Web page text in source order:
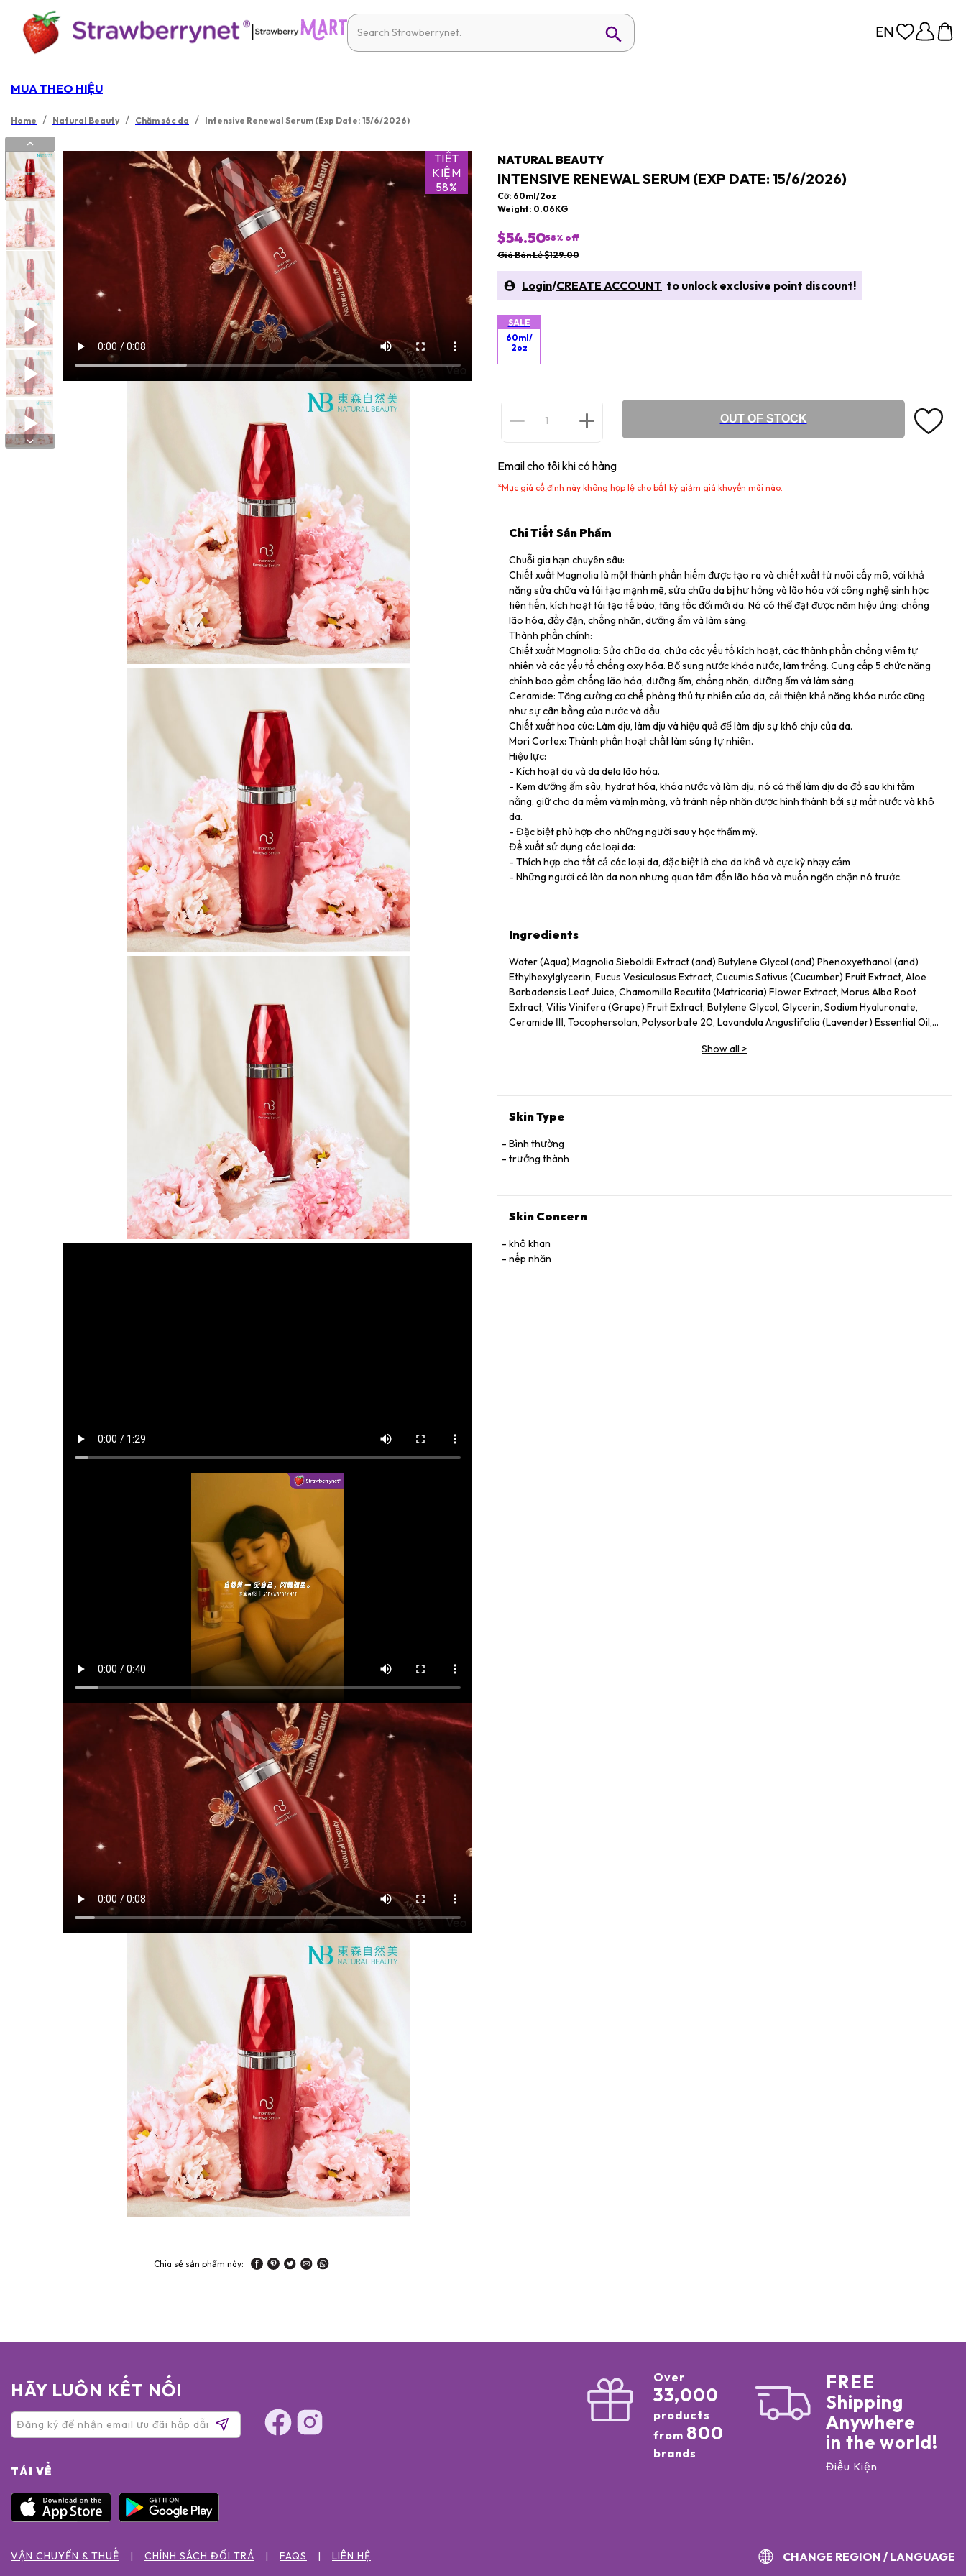
|
MUA THEO HIỆU
Home / Natural Beauty / Chăm sóc da / Intensive Renewal Serum (Exp Date: 15/6/2026)
TIẾT
KIỆM
58%
Chia sẻ sản phẩm này:
NATURAL BEAUTY
INTENSIVE RENEWAL SERUM (EXP DATE: 15/6/2026)
Cỡ: 60ml/2oz
Weight: 0.06KG
$54.5058% off
Giá Bán Lẻ $129.00
Login/CREATE ACCOUNT to unlock exclusive point discount!
SALE
60ml/
2oz
OUT OF STOCK
Email cho tôi khi có hàng
*Mục giá cố định này không hợp lệ cho bất kỳ giảm giá khuyến mãi nào.
Chi Tiết Sản Phẩm
Chuỗi gia hạn chuyên sâu:
Chiết xuất Magnolia là một thành phần hiếm được tạo ra và chiết xuất từ ​​nuôi cấy mô, với khả
năng sửa chữa và tái tạo mạnh mẽ, sửa chữa da bị hư hỏng và lão hóa với công nghệ sinh học
tiên tiến, kích hoạt tái tạo tế bào, tăng tốc đổi mới da. Nó có thể đạt được năm hiệu ứng: chống
lão hóa, đầy đặn, chống nhăn, dưỡng ẩm và làm sáng.
Thành phần chính:
Chiết xuất Magnolia: Sửa chữa da, chứa các yếu tố kích hoạt, các thành phần chống viêm tự
nhiên và các yếu tố chống oxy hóa. Bổ sung nước khóa nước, làm trắng. Cung cấp 5 chức năng
chính bao gồm chống lão hóa, dưỡng ẩm, chống nhăn, dưỡng ẩm và làm sáng.
Ceramide: Tăng cường cơ chế phòng thủ tự nhiên của da, cải thiện khả năng khóa nước cũng
như sự cân bằng của nước và dầu
Chiết xuất hoa cúc: Làm dịu, làm dịu và hiệu quả để làm dịu sự khó chịu của da.
Mori Cortex: Thành phần hoạt chất làm sáng tự nhiên.
Hiệu lực:
- Kích hoạt da và da dela lão hóa.
- Kem dưỡng ẩm sâu, hydrat hóa, khóa nước và làm dịu, nó có thể làm dịu da đỏ sau khi tắm
nắng, giữ cho da mềm và mịn màng, và tránh nếp nhăn được hình thành bởi sự mất nước và khô
da.
- Đặc biệt phù hợp cho những người sau y học thẩm mỹ.
Đề xuất sử dụng các loại da:
- Thích hợp cho tất cả các loại da, đặc biệt là cho da khô và cực kỳ nhạy cảm
- Những người có làn da non nhưng quan tâm đến lão hóa và muốn ngăn chặn nó trước.
Ingredients
Water (Aqua),Magnolia Sieboldii Extract (and) Butylene Glycol (and) Phenoxyethanol (and)
Ethylhexylglycerin, Fucus Vesiculosus Extract, Cucumis Sativus (Cucumber) Fruit Extract, Aloe
Barbadensis Leaf Juice, Chamomilla Recutita (Matricaria) Flower Extract, Morus Alba Root
Extract, Vitis Vinifera (Grape) Fruit Extract, Butylene Glycol, Glycerin, Sodium Hyaluronate,
Ceramide Ⅲ, Tocophersolan, Polysorbate 20, Lavandula Angustifolia (Lavender) Essential Oil,
Show all >
Skin Type
Bình thường
trưởng thành
Skin Concern
khô khan
nếp nhăn
HÃY LUÔN KẾT NỐI
TẢI VỀ
Over
33,000
products
from 800
brands
FREE
Shipping
Anywhere
in the world!
Điều Kiện
VẬN CHUYỂN & THUẾ CHÍNH SÁCH ĐỔI TRẢ FAQS LIÊN HỆ CHANGE REGION / LANGUAGE